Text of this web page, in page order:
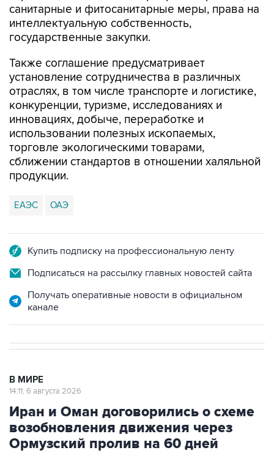
санитарные и фитосанитарные меры, права на
интеллектуальную собственность,
государственные закупки.
Также соглашение предусматривает
установление сотрудничества в различных
отраслях, в том числе транспорте и логистике,
конкуренции, туризме, исследованиях и
инновациях, добыче, переработке и
использовании полезных ископаемых,
торговле экологическими товарами,
сближении стандартов в отношении халяльной
продукции.
ЕАЭС ОАЭ
Купить подписку на профессиональную ленту
Подписаться на рассылку главных новостей сайта
Получать оперативные новости в официальном
канале
В МИРЕ
14:11, 6 августа 2026
Иран и Оман договорились о схеме
возобновления движения через
Ормузский пролив на 60 дней